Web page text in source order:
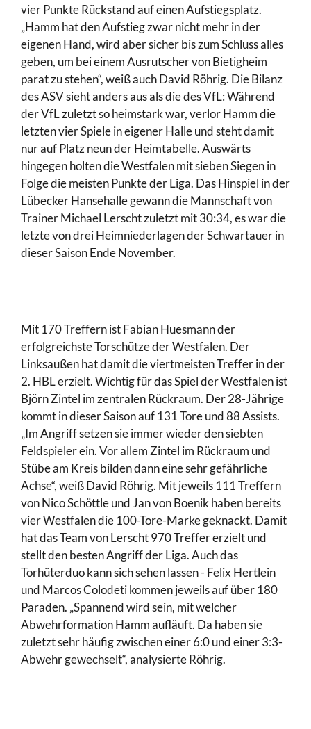
vier Punkte Rückstand auf einen Aufstiegsplatz.
„Hamm hat den Aufstieg zwar nicht mehr in der
eigenen Hand, wird aber sicher bis zum Schluss alles
geben, um bei einem Ausrutscher von Bietigheim
parat zu stehen“, weiß auch David Röhrig. Die Bilanz
des ASV sieht anders aus als die des VfL: Während
der VfL zuletzt so heimstark war, verlor Hamm die
letzten vier Spiele in eigener Halle und steht damit
nur auf Platz neun der Heimtabelle. Auswärts
hingegen holten die Westfalen mit sieben Siegen in
Folge die meisten Punkte der Liga. Das Hinspiel in der
Lübecker Hansehalle gewann die Mannschaft von
Trainer Michael Lerscht zuletzt mit 30:34, es war die
letzte von drei Heimniederlagen der Schwartauer in
dieser Saison Ende November.
Mit 170 Treffern ist Fabian Huesmann der
erfolgreichste Torschütze der Westfalen. Der
Linksaußen hat damit die viertmeisten Treffer in der
2. HBL erzielt. Wichtig für das Spiel der Westfalen ist
Björn Zintel im zentralen Rückraum. Der 28-Jährige
kommt in dieser Saison auf 131 Tore und 88 Assists.
„Im Angriff setzen sie immer wieder den siebten
Feldspieler ein. Vor allem Zintel im Rückraum und
Stübe am Kreis bilden dann eine sehr gefährliche
Achse“, weiß David Röhrig. Mit jeweils 111 Treffern
von Nico Schöttle und Jan von Boenik haben bereits
vier Westfalen die 100-Tore-Marke geknackt. Damit
hat das Team von Lerscht 970 Treffer erzielt und
stellt den besten Angriff der Liga. Auch das
Torhüterduo kann sich sehen lassen - Felix Hertlein
und Marcos Colodeti kommen jeweils auf über 180
Paraden. „Spannend wird sein, mit welcher
Abwehrformation Hamm aufläuft. Da haben sie
zuletzt sehr häufig zwischen einer 6:0 und einer 3:3-
Abwehr gewechselt“, analysierte Röhrig.